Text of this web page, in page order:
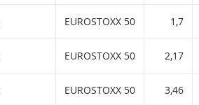
EUROSTOXX 50 1,7
EUROSTOXX 50 2,17
EUROSTOXX 50 3,46